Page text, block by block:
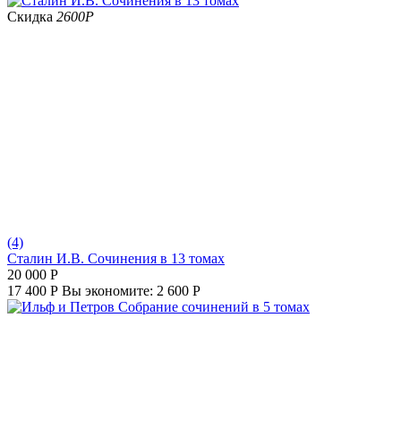
Скидка 2600Р
(4)
Сталин И.В. Сочинения в 13 томах
20 000 Р
17 400 Р Вы экономите: 2 600 Р